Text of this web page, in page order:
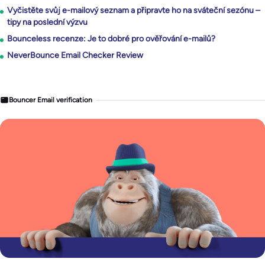
Vyčistěte svůj e-mailový seznam a připravte ho na sváteční sezónu –
tipy na poslední výzvu
Bounceless recenze: Je to dobré pro ověřování e-mailů?
NeverBounce Email Checker Review
Bouncer Email verification